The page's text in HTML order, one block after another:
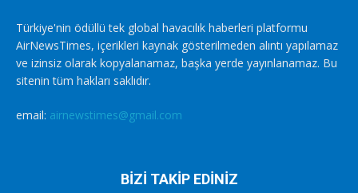
Türkiye'nin ödüllü tek global havacılık haberleri platformu
AirNewsTimes, içerikleri kaynak gösterilmeden alıntı yapılamaz
ve izinsiz olarak kopyalanamaz, başka yerde yayınlanamaz. Bu
sitenin tüm hakları saklıdır.
email: airnewstimes@gmail.com
BİZİ TAKİP EDİNİZ